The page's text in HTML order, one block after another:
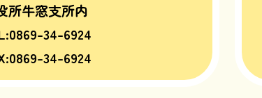
所牛窓支所内
34-6924
34-6924